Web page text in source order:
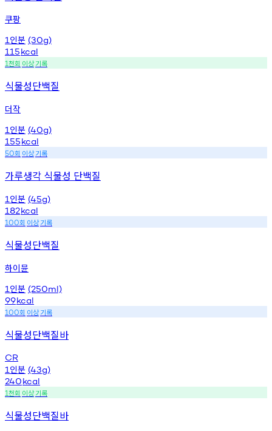
쿠팡
1 인분 (30g)
115kcal
1천회 이상기록
식물성단백질
더작
1 인분 (40g)
155kcal
50회 이상기록
가루생각 식물성 단백질
1 인분 (45g)
182kcal
100회 이상기록
식물성단백질
하이뮨
1 인분 (250ml)
99kcal
100회 이상기록
식물성단백질바
CR
1 인분 (43g)
240kcal
1천회 이상기록
식물성단백질바